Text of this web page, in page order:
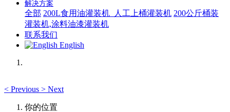
解决方案
全部 200L食用油灌装机_人工上桶灌装机 200公斤桶装
灌装机,涂料油漆灌装机
联系我们
English
< Previous > Next
你的位置